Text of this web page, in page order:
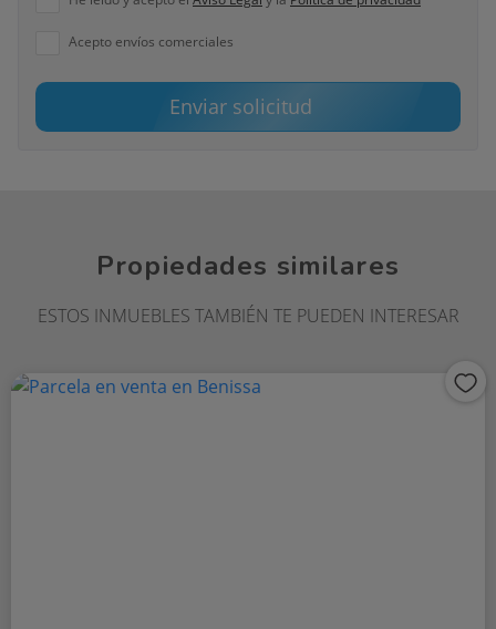
Acepto envíos comerciales
Enviar solicitud
Propiedades similares
ESTOS INMUEBLES TAMBIÉN TE PUEDEN INTERESAR